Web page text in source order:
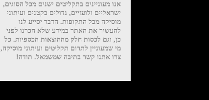
אנו מעוניינים בתקליטים ישנים מכל הסוגים,
ישראליים ולועזיים, גדולים כקטנים ועיתוני
מוסיקה מכל התקופות. הדבר יסייע לנו
להעשיר את האתר במידע שלא הכרנו לפני
כן, וגם לכסות חלק מההוצאות הכספיות. כל
מי שמעוניין לתרום תקליטים ועיתוני מוסיקה,
צרו אתנו קשר בתיבה שמשמאל. תודה!